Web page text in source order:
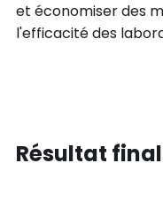
et économiser des
l'efficacité des
Résultat final